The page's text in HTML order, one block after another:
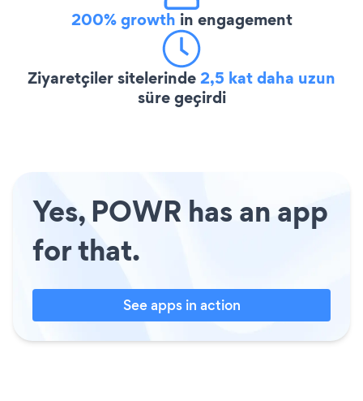
200% growth in engagement
Ziyaretçiler sitelerinde2,5 kat daha uzun
süre geçirdi
Yes, POWR has an app
for that.
See apps in action